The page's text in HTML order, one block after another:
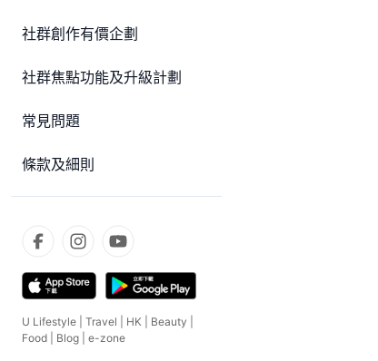
社群創作有價企劃
社群焦點功能及升級計劃
常見問題
條款及細則
U Lifestyle Travel HK Beauty
Food
Blog e-zone